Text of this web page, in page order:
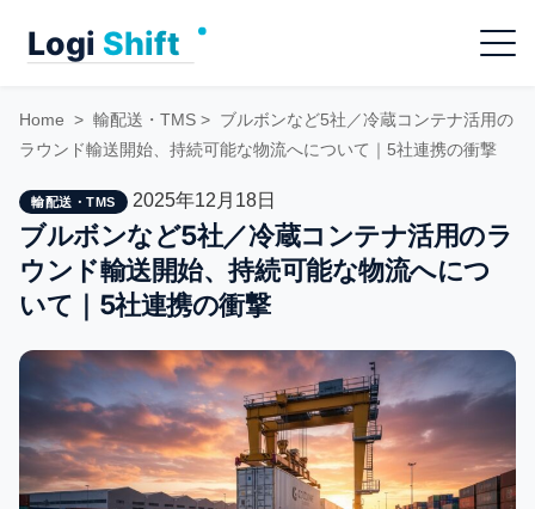
Menu
Home > 輸配送・TMS > ブルボンなど5社／冷蔵コンテナ活用の
ラウンド輸送開始、持続可能な物流へについて｜5社連携の衝撃
輸配送・TMS 2025年12月18日
ブルボンなど5社／冷蔵コンテナ活用のラ
ウンド輸送開始、持続可能な物流へにつ
いて｜5社連携の衝撃